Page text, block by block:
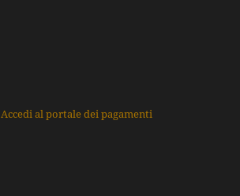
Accedi al portale dei pagamenti